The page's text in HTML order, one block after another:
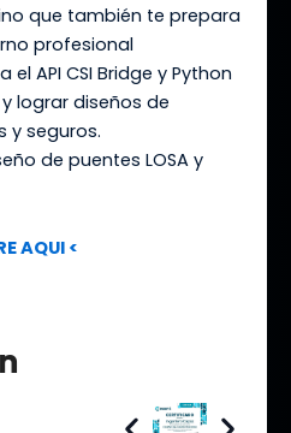
que también te prepara
profesional
API CSI Bridge y Python
lograr diseños de
y seguros.
de puentes LOSA y
AQUI <